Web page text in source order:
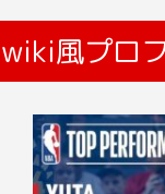
wiki風プロ